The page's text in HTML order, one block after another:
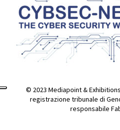
© 2023 Mediapoint & Exhibitions
registrazione tribunale di
responsabile